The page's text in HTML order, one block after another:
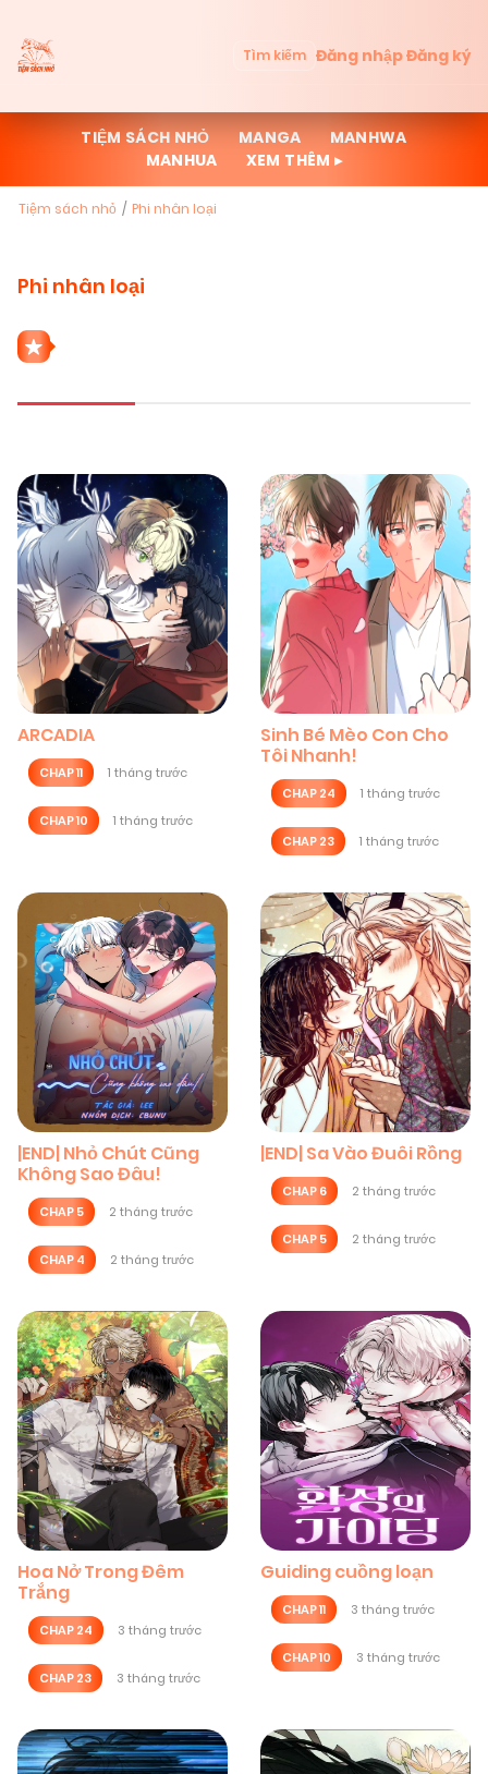
Tìm kiếm Đăng nhậpĐăng ký
TIỆM SÁCH NHỎ MANGA
MANHWA
MANHUA
XEM THÊM ▸
Tiệm sách nhỏ Phi nhân loại
Phi nhân loại
ARCADIA
CHAP 11 1 tháng trước
CHAP 10 1 tháng trước
Sinh Bé Mèo Con Cho
Tôi Nhanh!
CHAP 24 1 tháng trước
CHAP 23 1 tháng trước
|END| Nhỏ Chút Cũng
Không Sao Đâu!
CHAP 5 2 tháng trước
CHAP 4 2 tháng trước
|END| Sa Vào Đuôi Rồng
CHAP 6 2 tháng trước
CHAP 5 2 tháng trước
Hoa Nở Trong Đêm
Trắng
CHAP 24 3 tháng trước
CHAP 23 3 tháng trước
Guiding cuồng loạn
CHAP 11 3 tháng trước
CHAP 10 3 tháng trước